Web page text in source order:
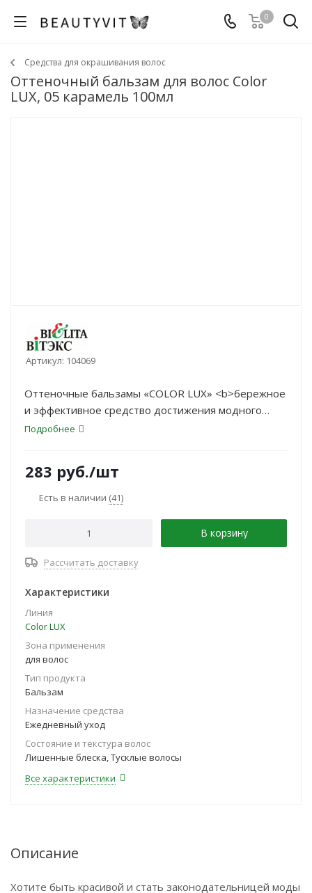
0
Средства для окрашивания волос
Оттеночный бальзам для волос Color
LUX, 05 карамель 100мл
Артикул: 104069
Оттеночные бальзамы «COLOR LUX» <b>бережное
и эффективное средство достижения модного
цвета волос</b>: красящие пигменты
кутикулы поверхностного
слоя волос; натуральные масла выравнивают
Подробнее
283 руб./шт
Есть в наличии (41)
В корзину
Рассчитать доставку
Характеристики
Линия
Color LUX
Зона применения
для волос
Тип продукта
Бальзам
Назначение средства
Ежедневный уход
Состояние и текстура волос
Лишенные блеска, Тусклые волосы
Все характеристики
Описание
Хотите быть красивой и стать законодательницей моды